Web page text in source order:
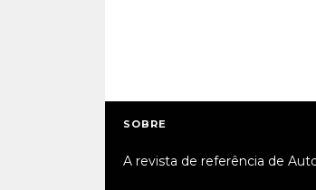
SOBRE
A revista de referência de